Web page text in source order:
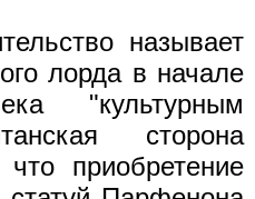
называет
лорда в начале
"культурным
сторона
приобретение